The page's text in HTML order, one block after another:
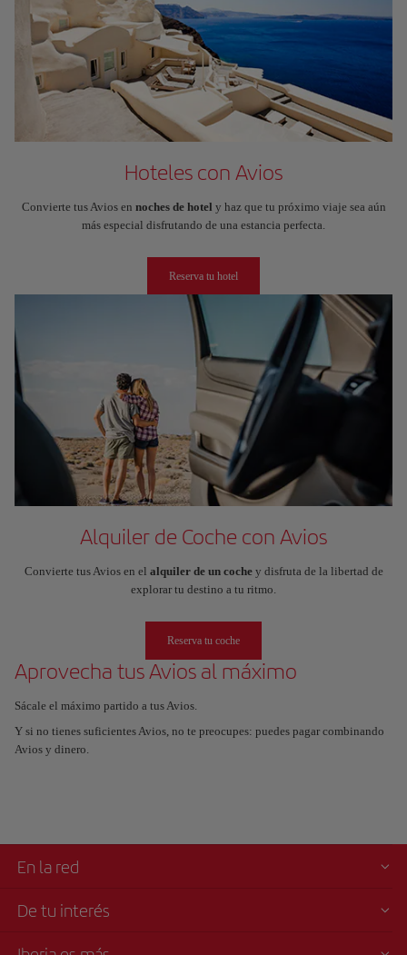
Hoteles con Avios
Convierte tus Avios en noches de hotel y haz que tu próximo viaje sea aún
más especial disfrutando de una estancia perfecta.
Reserva tu hotel
Alquiler de Coche con Avios
Convierte tus Avios en el alquiler de un cochey disfruta de la libertad de
explorar tu destino a tu ritmo.
Reserva tu coche
Aprovecha tus Avios al máximo
Sácale el máximo partido a tus Avios.
Y si no tienes suficientes Avios, no te preocupes: puedes pagar combinando
Avios y dinero.
En la red
De tu interés